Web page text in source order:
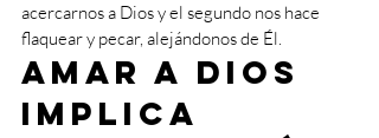
acercarnos a Dios y el segundo nos hace
flaquear y pecar, alejándonos de Él.
Amar a Dios
implica